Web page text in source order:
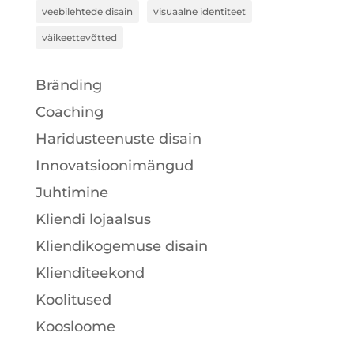
veebilehtede disain visuaalne identiteet
väikeettevõtted
Bränding
Coaching
Haridusteenuste disain
Innovatsioonimängud
Juhtimine
Kliendi lojaalsus
Kliendikogemuse disain
Klienditeekond
Koolitused
Koosloome